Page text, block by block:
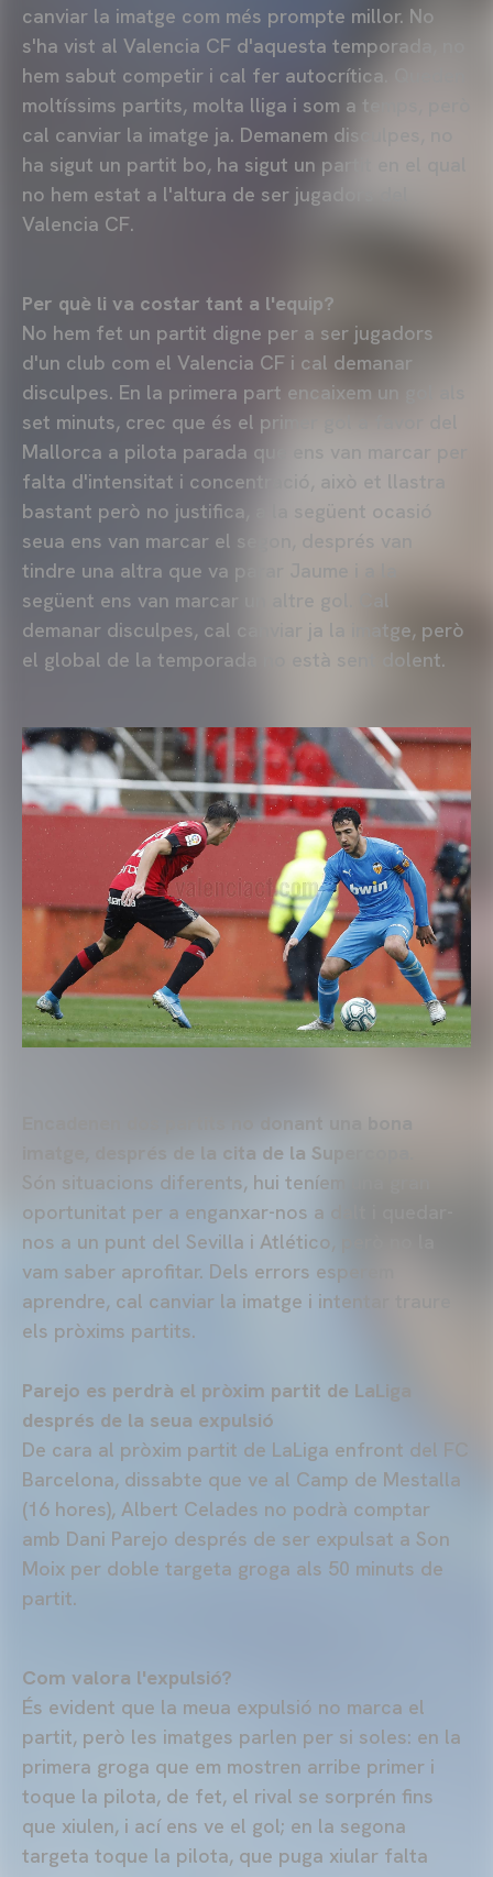
canviar la imatge com més prompte millor. No
s'ha vist al Valencia CF d'aquesta temporada, no
hem sabut competir i cal fer autocrítica. Queden
moltíssims partits, molta lliga i som a temps, però
cal canviar la imatge ja. Demanem disculpes, no
ha sigut un partit bo, ha sigut un partit en el qual
no hem estat a l'altura de ser jugadors del
Valencia CF.
Per què li va costar tant a l'equip?
No hem fet un partit digne per a ser jugadors
d'un club com el Valencia CF i cal demanar
disculpes. En la primera part encaixem un gol als
set minuts, crec que és el primer gol a favor del
Mallorca a pilota parada que ens van marcar per
falta d'intensitat i concentració, això et llastra
bastant però no justifica, a la següent ocasió
seua ens van marcar el segon, després van
tindre una altra que va parar Jaume i a la
següent ens van marcar un altre gol. Cal
demanar disculpes, cal canviar ja la imatge, però
el global de la temporada no està sent dolent.
Encadenen dos partits no donant una bona
imatge, després de la cita de la Supercopa.
Són situacions diferents, hui teníem una gran
oportunitat per a enganxar-nos a dalt i quedar-
nos a un punt del Sevilla i Atlético, però no la
vam saber aprofitar. Dels errors esperem
aprendre, cal canviar la imatge i intentar traure
els pròxims partits.
Parejo es perdrà el pròxim partit de LaLiga
després de la seua expulsió
De cara al pròxim partit de LaLiga enfront del FC
Barcelona, dissabte que ve al Camp de Mestalla
(16 hores), Albert Celades no podrà comptar
amb Dani Parejo després de ser expulsat a Son
Moix per doble targeta groga als 50 minuts de
partit.
Com valora l'expulsió?
És evident que la meua expulsió no marca el
partit, però les imatges parlen per si soles: en la
primera groga que em mostren arribe primer i
toque la pilota, de fet, el rival se sorprén fins
que xiulen, i ací ens ve el gol; en la segona
targeta toque la pilota, que puga xiular falta